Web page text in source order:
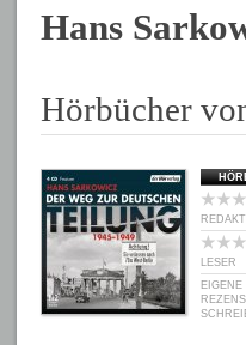
Hans
Hörbücher
LESER
EIGENE